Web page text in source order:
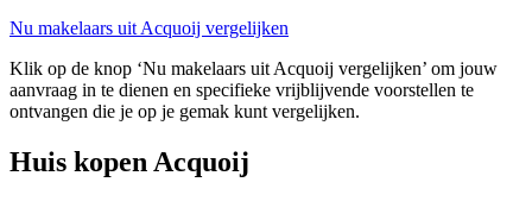
Nu makelaars uit Acquoij vergelijken
Klik op de knop ‘Nu makelaars uit Acquoij vergelijken’ om jouw
aanvraag in te dienen en specifieke vrijblijvende voorstellen te
ontvangen die je op je gemak kunt vergelijken.
Huis kopen Acquoij